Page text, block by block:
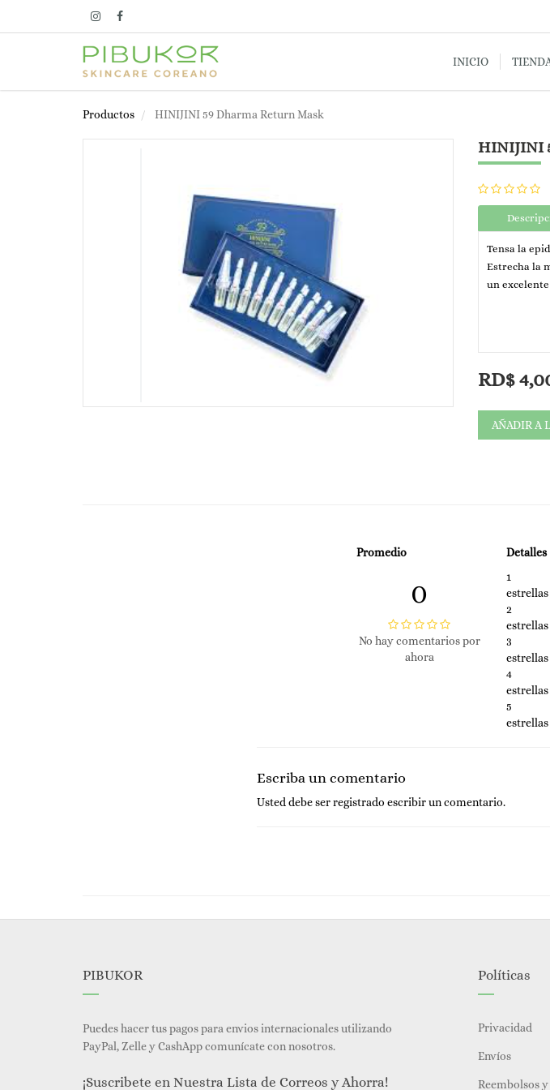
INICIO
Productos HINIJINI 59 Dharma Return Mask
HINIJINI
Tensa la
Estrecha la
un
RD$
AÑADIR A
Promedio
0
No hay comentarios por
ahora
Detalles
1
estrellas
2
estrellas
3
estrellas
4
estrellas
5
estrellas
Escriba un comentario
Usted debe serregistrado escribir un comentario.
PIBUKOR
Puedes hacer tus pagos para envios internacionales utilizando
PayPal, Zelle y CashApp comunícate con nosotros.
¡Suscribete en Nuestra Lista de Correos y Ahorra!
Políticas
Privacidad
Envíos
Reembolsos y